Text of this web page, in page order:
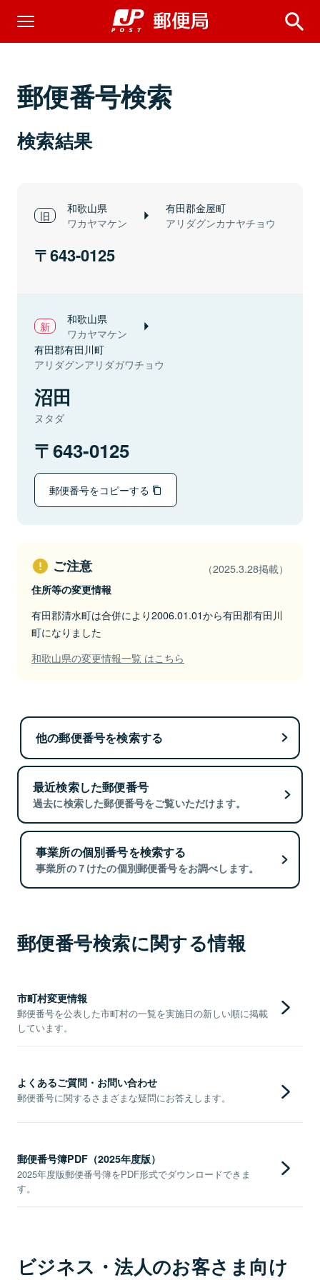
郵便番号検索
検索結果
和歌山県
ワカヤマケン
有田郡金屋町
アリダグンカナヤチョウ
643-0125
和歌山県
ワカヤマケン
有田郡有田川町
アリダグンアリダガワチョウ
沼田
ヌタダ
643-0125
郵便番号をコピーする
ご注意 （2025.3.28掲載）
住所等の変更情報
有田郡清水町は合併により2006.01.01から有田郡有田川
町になりました
和歌山県の変更情報一覧 はこちら
他の郵便番号を検索する
最近検索した郵便番号
過去に検索した郵便番号をご覧いただけます。
事業所の個別番号を検索する
事業所の７けたの個別郵便番号をお調べします。
郵便番号検索に関する情報
市町村変更情報
郵便番号を公表した市町村の一覧を実施日の新しい順に掲載
しています。
よくあるご質問・お問い合わせ
郵便番号に関するさまざまな疑問にお答えします。
郵便番号簿PDF（2025年度版）
2025年度版郵便番号簿をPDF形式でダウンロードできま
す。
ビジネス・法人のお客さま向け